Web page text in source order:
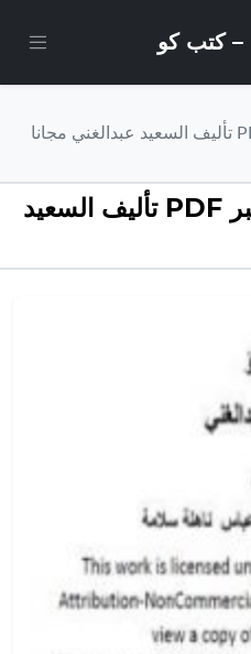
تحميل كتاب التقيؤ الأكبر PDF تأليف السعيد عبدالغني مجانا
تحميل كتاب التقيؤ الأكبر PDF تأليف السعيد